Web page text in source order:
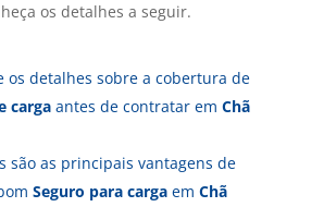
os detalhes a seguir.
os detalhes sobre a cobertura de
cargaantes de contratar em Chã
são as principais vantagens de
Seguro para cargaem Chã